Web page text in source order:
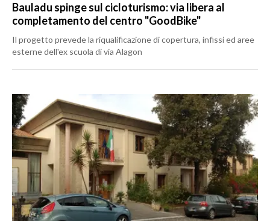
Bauladu spinge sul cicloturismo: via libera al
completamento del centro "GoodBike"
Il progetto prevede la riqualificazione di copertura, infissi ed aree
esterne dell'ex scuola di via Alagon